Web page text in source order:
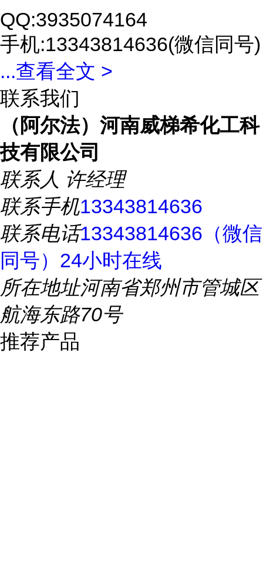
QQ:3935074164
手机:13343814636(微信同号)
...查看全文 >
联系我们
（阿尔法）河南威梯希化工科
技有限公司
联系人 许经理
联系手机13343814636
联系电话13343814636（微信
同号）24小时在线
所在地址河南省郑州市管城区
航海东路70号
推荐产品